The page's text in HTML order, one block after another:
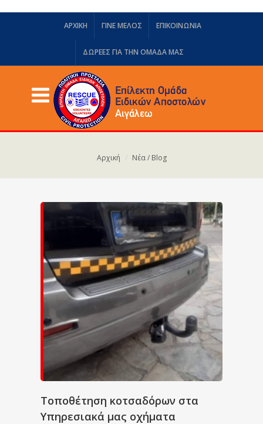
ΑΡΧΙΚΗ ΓΙΝΕ ΜΕΛΟΣ ΕΠΙΚΟΙΝΩΝΙΑ
ΔΩΡΕΈΣ ΓΙΑ ΤΗΝ ΟΜΆΔΑ ΜΑΣ
Αρχική Νέα / Blog
Τοποθέτηση κοτσαδόρων στα
Υπηρεσιακά μας οχήματα